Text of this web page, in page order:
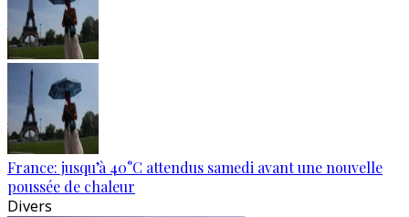
France: jusqu’à 40°C attendus samedi avant une nouvelle
poussée de chaleur
Divers